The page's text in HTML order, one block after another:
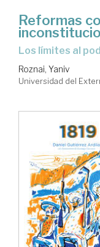
Reformas
los límites al
Roznai, Yaniv
Universidad del